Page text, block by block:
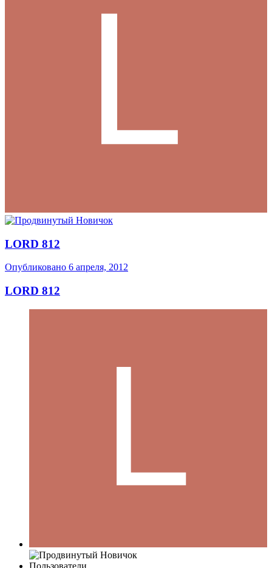
LORD 812
Опубликовано 6 апреля, 2012
LORD 812
Пользователи